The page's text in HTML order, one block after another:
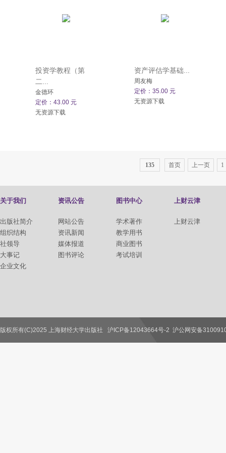
投资学教程（第
二...
金德环
定价：43.00 元
无资源下载
资产评估学基础...
周友梅
定价：35.00 元
无资源下载
135 首页 上一页 1
关于我们
出版社简介
组织结构
社领导
大事记
企业文化
资讯公告
网站公告
资讯新闻
媒体报道
图书评论
图书中心
学术著作
教学用书
商业图书
考试培训
上财云津
上财云津
联系我们
版权所有(C)2025 上海财经大学出版社 沪ICP备12043664号-2 沪公网安备